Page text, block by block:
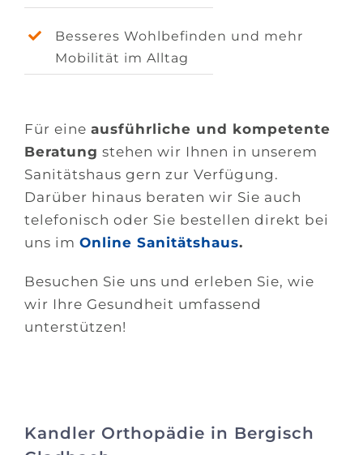
Besseres Wohlbefinden und mehr
Mobilität im Alltag
Für eine ausführliche und kompetente
Beratung stehen wir Ihnen in unserem
Sanitätshaus gern zur Verfügung.
Darüber hinaus beraten wir Sie auch
telefonisch oder Sie bestellen direkt bei
uns im Online Sanitätshaus.
Besuchen Sie uns und erleben Sie, wie
wir Ihre Gesundheit umfassend
unterstützen!
Kandler Orthopädie in Bergisch